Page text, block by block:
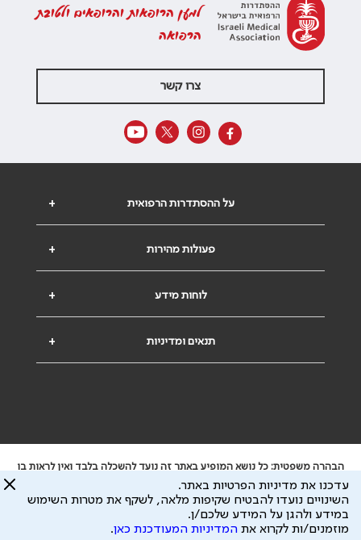
למען הרופאות והרופאים ולטובת
הרפואה
צרו קשר
+ על ההסתדרות הרפואית
+ פעולות מהירות
+ לוחות מידע
+ תנאים ומדיניות
הבהרה משפטית: כל נושא המופיע באתר זה נועד להשכלה בלבד ואין לראות בו
ייעוץ רפואי או משפטי. אין הר"י אחראית לתוכן המתפרסם באתר זה ולכל נזק
שעלול להיגרם.
ידוע לי שהר"י אוספת ושומרת מידע אישי לצורך מתן השרות וכי חלק ממנו עשוי
להיות מועבר לצדדים שלישיים, הכל בכפוף למדיניות הפרטיות
עדכנו את מדיניות הפרטיות באתר.
השינויים נועדו להבטיח שקיפות מלאה, לשקף את מטרות השימוש
במידע ולהגן על המידע שלכם/ן.
מוזמנים/ות לקרוא את המדיניות המעודכנת כאן.